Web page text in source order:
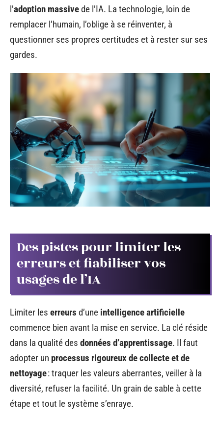
l’adoption massivede l’IA. La technologie, loin de
remplacer l’humain, l’oblige à se réinventer, à
questionner ses propres certitudes et à rester sur ses
gardes.
Des pistes pour limiter les
erreurs et fiabiliser vos
usages de l’IA
Limiter les erreurs d’une intelligence artificielle
commence bien avant la mise en service. La clé réside
dans la qualité des données d’apprentissage. Il faut
adopter un processus rigoureux de collecte et de
nettoyage: traquer les valeurs aberrantes, veiller à la
diversité, refuser la facilité. Un grain de sable à cette
étape et tout le système s’enraye.